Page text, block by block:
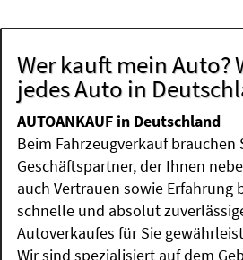
Wer kauft mein Auto?
jedes Auto in
AUTOANKAUF in Deutschland
Beim Fahrzeugverkauf brauchen
Geschäftspartner, der Ihnen
auch Vertrauen sowie Erfahrung
schnelle und absolut
Autoverkaufes für Sie
Wir sind spezialisiert auf dem